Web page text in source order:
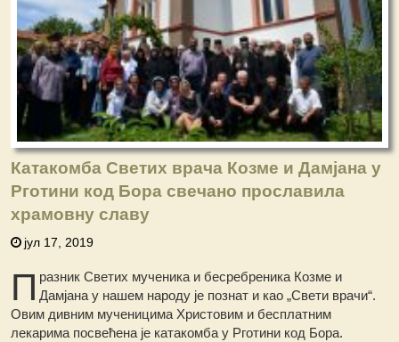
Катакомба Светих врача Козме и Дамјана у
Рготини код Бора свечано прославила
храмовну славу
јул 17, 2019
П разник Светих мученика и бесребреника Козме и
Дамјана у нашем народу је познат и као „Свети врачи“.
Овим дивним мученицима Христовим и бесплатним
лекарима посвећена је катакомба у Рготини код Бора.